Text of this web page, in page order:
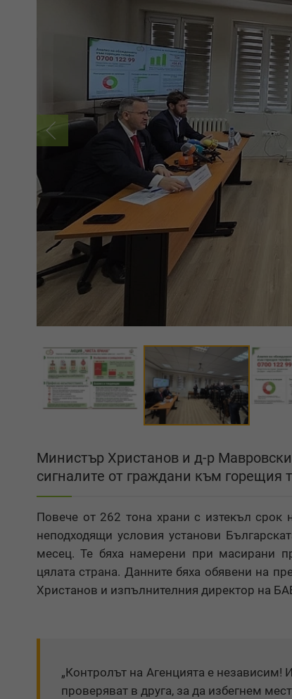
Министър Христанов и д-р
сигналите от граждани към горещия
Повече от 262 тона храни с изтекъл срок
неподходящи условия установи
месец. Те бяха намерени при масирани
цялата страна. Данните бяха обявени на
Христанов и изпълнителния директор на
„Контролът на Агенцията е
проверяват в друга, за да избегнем